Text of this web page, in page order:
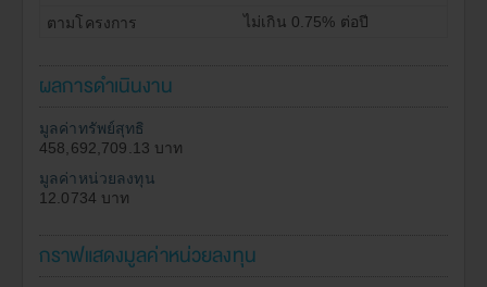
ไม่เกิน 0.75% ต่อปี
ผลการดำเนินงาน
มูลค่าทรัพย์สุทธิ
458,692,709.13 บาท
มูลค่าหน่วยลงทุน
12.0734 บาท
กราฟแสดงมูลค่าหน่วยลงทุน